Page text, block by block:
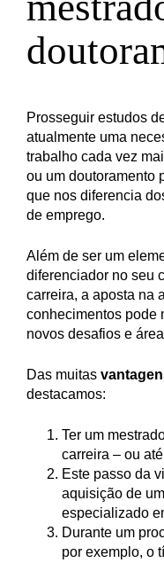
Prosseguir estudos
atualmente uma
trabalho cada vez
ou um doutoramento
que nos diferencia
de emprego.
Além de ser um
diferenciador no seu
carreira, a aposta na
conhecimentos pode
novos desafios e
Das muitas
destacamos:
Ter um
carreira – ou
Este passo da
aquisição de
especializado
Durante um
por exemplo, o